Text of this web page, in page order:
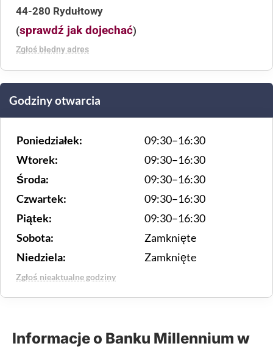
44-280 Rydułtowy
(sprawdź jak dojechać)
Zgłoś błędny adres
Godziny otwarcia
Poniedziałek:
09:30–16:30
Wtorek:
09:30–16:30
Środa:
09:30–16:30
Czwartek:
09:30–16:30
Piątek:
09:30–16:30
Sobota:
Zamknięte
Niedziela:
Zamknięte
Zgłoś nieaktualne godziny
Informacje o Banku Millennium w